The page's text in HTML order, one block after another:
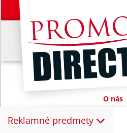
O nás
Reklamné predmety
Reklamné predmety: